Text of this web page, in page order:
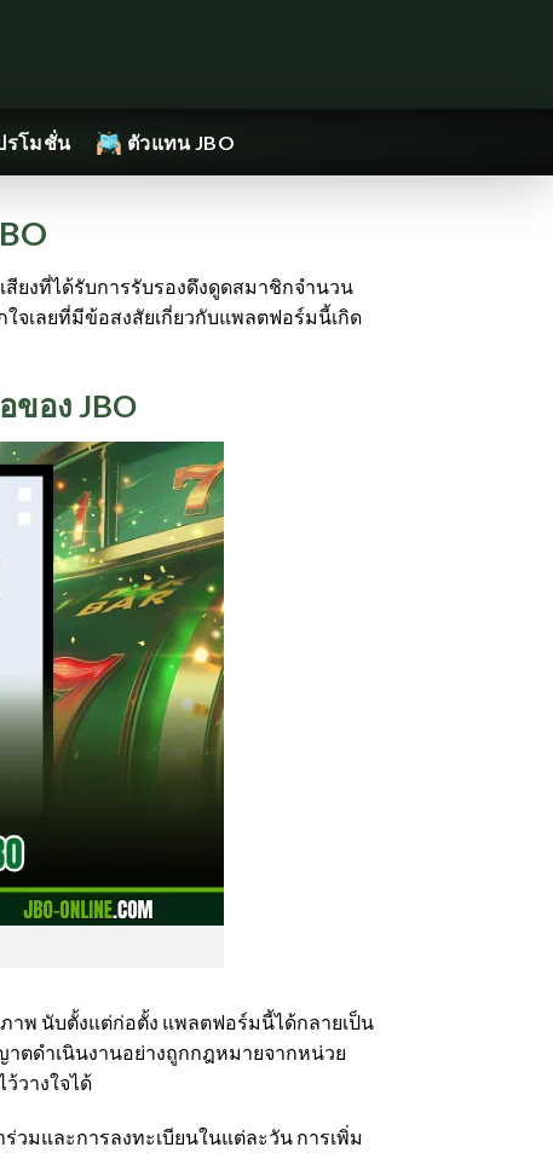
รโมชั่น ตัวแทน JBO
สียงที่ได้รับการรับรองดึงดูดสมาชิกจำนวน
จเลยที่มีข้อสงสัยเกี่ยวกับแพลตฟอร์มนี้เกิด
อง JBO
พ นับตั้งแต่ก่อตั้ง แพลตฟอร์มนี้ได้กลายเป็น
ตดำเนินงานอย่างถูกกฎหมายจากหน่วย
วางใจได้
วมและการลงทะเบียนในแต่ละวัน การเพิ่ม